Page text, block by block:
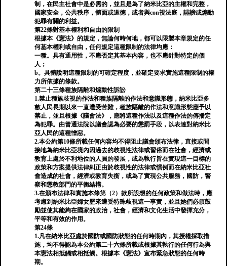
制，在民主社會中是必需的，並且是為了納米比亞的主權和完整，
國家安全，公共秩序，體面或道德，或者與con視法庭，誹謗或煽動
犯罪有關的利益。
第22條對基本權利和自由的限制
根據本《憲法》的規定，無論何時何地，都可以限製本章規定的任
何基本權利或自由，任何規定這種限制的法律均應：
一種。具有通用性，不應否定其基本內容，也不應針對特定的個
人；
b。具體說明這種限制的可確定程度，並確定要求實施這種限制的權
力所依據的條款。
第二十三條種族隔離和煽動性訴訟
1.禁止種族歧視的作法和種族隔離的作法和意識形態，納米比亞多
數人民長期以來一直遭受苦難，種族隔離的作法和意識形態應予以
禁止，並且根據《議會法》，應將這種作法以及這種作法的傳播定
為犯罪。由普通法院以議會認為必要的懲罰手段，以表達對納米比
亞人民的這種憎惡。
2.本公約第10條所載任何內容均不得阻止議會頒布法律，直接或間
接地為納米比亞境內因過去的歧視性法律或習俗而在社會，經濟或
教育上處於不利地位的人員的發展，或為執行旨在實現這一目標的
政策和方案提供法律糾正由於歧視性的法律或慣例而在納米比亞社
會造成的社會，經濟或教育失衡，或為了實現公共服務，國防，警
察和懲教部門的平衡結構。
3.在頒布法律和實施本條第（2）款所設想的任何政策和做法時，應
考慮到納米比亞婦女歷來遭受特殊歧視這一事實，並且她們必須鼓
勵並使其能夠在國家的政治，社會，經濟和文化生活中發揮充分，
平等和有效的作用。
第24條
1.凡在納米比亞處於國防或國防狀態的任何時期內，其授權採取措
施，均不得認為本公約第二十六條所載或根據其執行的任何行為與
本憲法相抵觸或相抵觸。根據本《憲法》宣布緊急狀態的任何時
期。